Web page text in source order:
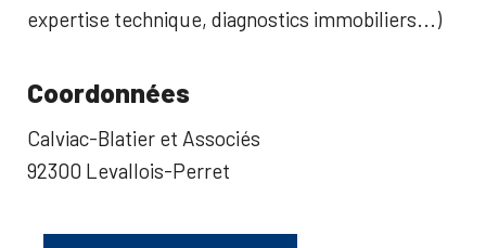
expertise technique, diagnostics immobiliers...)
Coordonnées
Calviac-Blatier et Associés
92300 Levallois-Perret